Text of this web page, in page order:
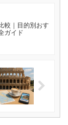
較｜目的別おす
ガイド